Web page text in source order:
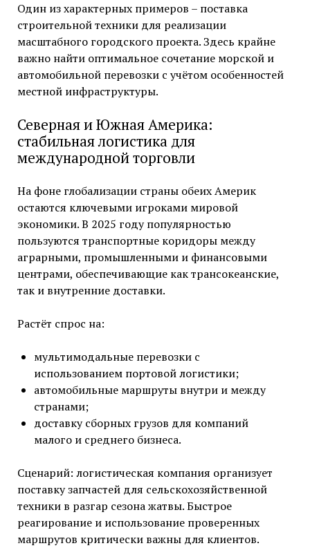
Один из характерных примеров – поставка
строительной техники для реализации
масштабного городского проекта. Здесь крайне
важно найти оптимальное сочетание морской и
автомобильной перевозки с учётом особенностей
местной инфраструктуры.
Северная и Южная Америка:
стабильная логистика для
международной торговли
На фоне глобализации страны обеих Америк
остаются ключевыми игроками мировой
экономики. В 2025 году популярностью
пользуются транспортные коридоры между
аграрными, промышленными и финансовыми
центрами, обеспечивающие как трансокеанские,
так и внутренние доставки.
Растёт спрос на:
мультимодальные перевозки с
использованием портовой логистики;
автомобильные маршруты внутри и между
странами;
доставку сборных грузов для компаний
малого и среднего бизнеса.
Сценарий: логистическая компания организует
поставку запчастей для сельскохозяйственной
техники в разгар сезона жатвы. Быстрое
реагирование и использование проверенных
маршрутов критически важны для клиентов.